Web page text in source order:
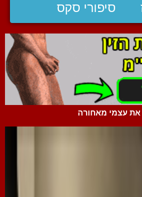
סיפורי סקס
את עצמי מאחורה